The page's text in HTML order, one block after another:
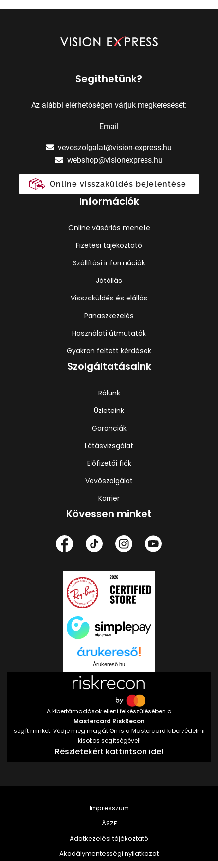
Segíthetünk?
Az alábbi elérhetőségen várjuk megkeresését:
Email
vevoszolgalat@vision-express.hu
webshop@visionexpress.hu
Online visszaküldés bejelentése
Információk
Online vásárlás menete
Fizetési tájékoztató
Szállítási információk
Jótállás
Visszaküldés és elállás
Panaszkezelés
Használati útmutatók
Gyakran feltett kérdések
Szolgáltatásaink
Rólunk
Üzleteink
Garanciák
Látásvizsgálat
Előfizetői fiók
Vevőszolgálat
Karrier
Kövessen minket
Árukereső.hu
A kibertámadások elleni felkészülésében a
Mastercard RiskRecon
segít minket. Védje meg magát Ön is a Mastercard kibervédelmi
kisokos segítségével!
Részletekért kattintson ide!
Impresszum
ÁSZF
Adatkezelési tájékoztató
Akadálymentességi nyilatkozat